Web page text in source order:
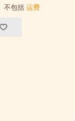
不包括运费